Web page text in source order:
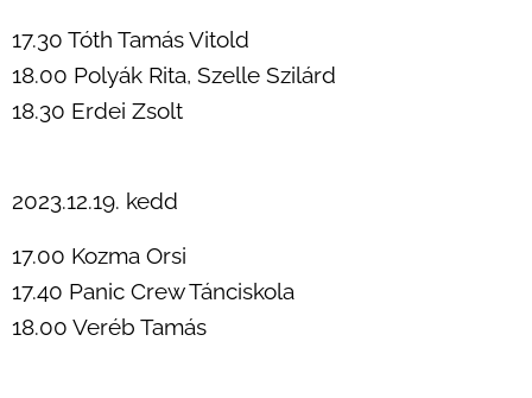
17.30 Tóth Tamás Vitold
18.00 Polyák Rita, Szelle Szilárd
18.30 Erdei Zsolt
2023.12.19. kedd
17.00 Kozma Orsi
17.40 Panic Crew Tánciskola
18.00 Veréb Tamás